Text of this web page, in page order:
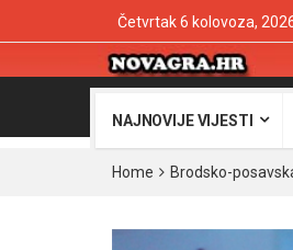
Četvrtak 6 kolovoza,
NAJNOVIJE VIJESTI
Home Brodsko-